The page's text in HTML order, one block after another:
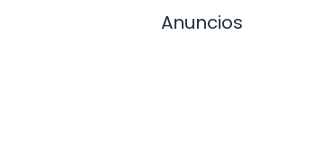
Anuncios